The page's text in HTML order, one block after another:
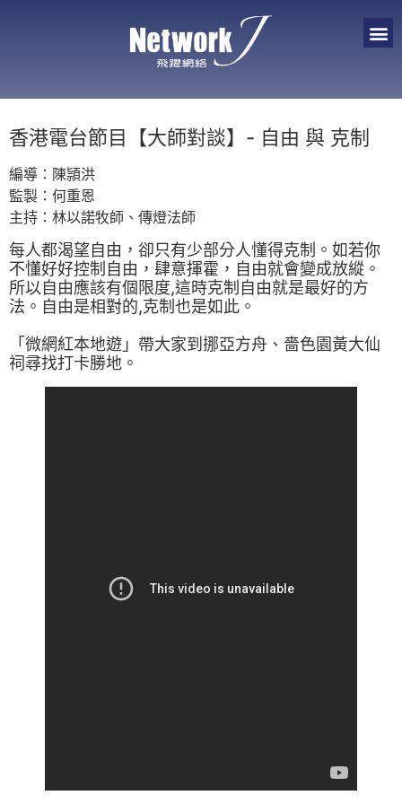
香港電台節目【大師對談】- 自由 與 克制
編導：陳頴洪
監製：何重恩
主持：林以諾牧師、傳燈法師
每人都渴望自由，卻只有少部分人懂得克制。如若你
不懂好好控制自由，肆意揮霍，自由就會變成放縱。
所以自由應該有個限度,這時克制自由就是最好的方
法。自由是相對的,克制也是如此。
「微網紅本地遊」帶大家到挪亞方舟、嗇色園黃大仙
祠尋找打卡勝地。